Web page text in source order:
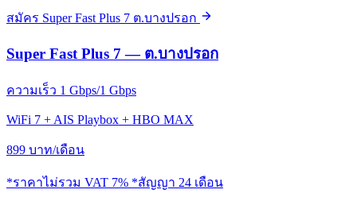
สมัคร Super Fast Plus 7 ต.บางปรอก
Super Fast Plus 7 — ต.บางปรอก
ความเร็ว 1 Gbps/1 Gbps
WiFi 7 + AIS Playbox + HBO MAX
899 บาท/เดือน
*ราคาไม่รวม VAT 7% *สัญญา 24 เดือน